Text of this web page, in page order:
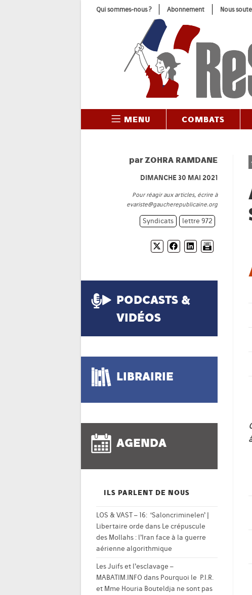
Qui sommes-nous ? Abonnement Nous
MENU COMBATS
parZOHRA RAMDANE
DIMANCHE 30 MAI 2021
Pour réagir aux articles, écrire à
evariste@gaucherepublicaine.org
lettre 972
Syndicats
PODCASTS &
VIDÉOS
LIBRAIRIE
AGENDA
ILS PARLENT DE NOUS
LOS & VAST – 16: ‘Saloncriminelen’ |
Libertaire orde dans Le crépuscule
des Mollahs : l’Iran face à la guerre
aérienne algorithmique
Les Juifs et l’esclavage –
MABATIM.INFO dans Pourquoi le P.I.R.
et Mme Houria Bouteldja ne sont pas